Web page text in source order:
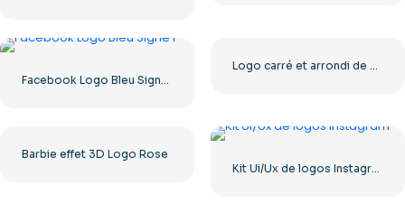
Facebook Logo Bleu Signe F
Logo carré et arrondi de The Ring pour Dreamcast Terrors Realm – Téléchargement PNG gratuit
Barbie effet 3D Logo Rose
Kit Ui/Ux de logos Instagram